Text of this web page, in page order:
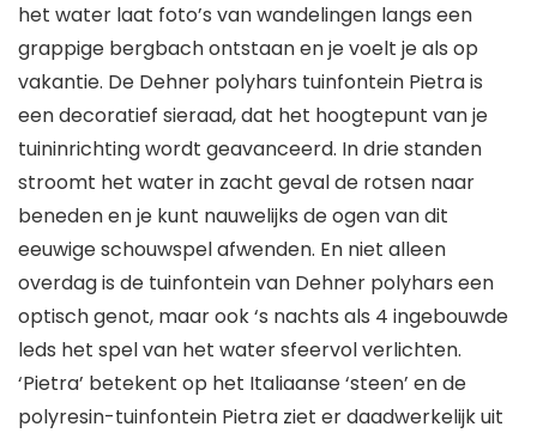
het water laat foto’s van wandelingen langs een
grappige bergbach ontstaan en je voelt je als op
vakantie. De Dehner polyhars tuinfontein Pietra is
een decoratief sieraad, dat het hoogtepunt van je
tuininrichting wordt geavanceerd. In drie standen
stroomt het water in zacht geval de rotsen naar
beneden en je kunt nauwelijks de ogen van dit
eeuwige schouwspel afwenden. En niet alleen
overdag is de tuinfontein van Dehner polyhars een
optisch genot, maar ook ‘s nachts als 4 ingebouwde
leds het spel van het water sfeervol verlichten.
‘Pietra’ betekent op het Italiaanse ‘steen’ en de
polyresin-tuinfontein Pietra ziet er daadwerkelijk uit